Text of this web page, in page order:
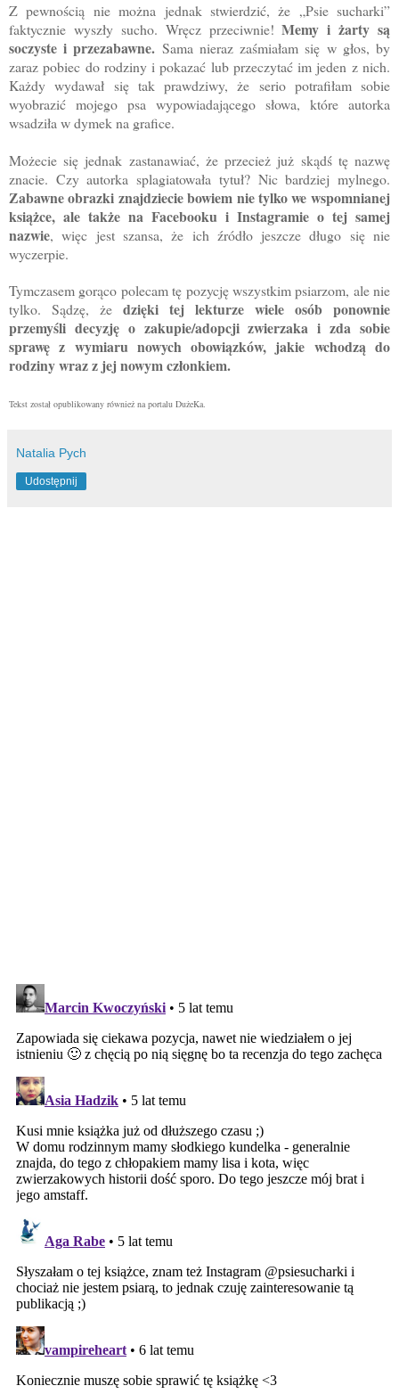
Z pewnością nie można jednak stwierdzić, że „Psie sucharki”
faktycznie wyszły sucho. Wręcz przeciwnie!Memy i żarty są
soczyste i przezabawne. Sama nieraz zaśmiałam się w głos, by
zaraz pobiec do rodziny i pokazać lub przeczytać im jeden z nich.
Każdy wydawał się tak prawdziwy, że serio potrafiłam sobie
wyobrazić mojego psa wypowiadającego słowa, które autorka
wsadziła w dymek na grafice.
Możecie się jednak zastanawiać, że przecież już skądś tę nazwę
znacie. Czy autorka splagiatowała tytuł? Nic bardziej mylnego.
Zabawne obrazki znajdziecie bowiem nie tylko we wspomnianej
książce, ale także na Facebooku i Instagramie o tej samej
nazwie, więc jest szansa, że ich źródło jeszcze długo się nie
wyczerpie.
Tymczasem gorąco polecam tę pozycję wszystkim psiarzom, ale nie
tylko. Sądzę, że dzięki tej lekturze wiele osób ponownie
przemyśli decyzję o zakupie/adopcji zwierzaka i zda sobie
sprawę z wymiaru nowych obowiązków, jakie wchodzą do
rodziny wraz z jej nowym członkiem.
Tekst został opublikowany również na portalu DużeKa.
Natalia Pych
Udostępnij